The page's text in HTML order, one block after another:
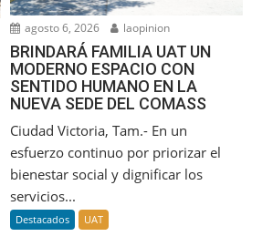
agosto 6, 2026 laopinion
BRINDARÁ FAMILIA UAT UN
MODERNO ESPACIO CON
SENTIDO HUMANO EN LA
NUEVA SEDE DEL COMASS
Ciudad Victoria, Tam.- En un
esfuerzo continuo por priorizar el
bienestar social y dignificar los
servicios...
Destacados UAT